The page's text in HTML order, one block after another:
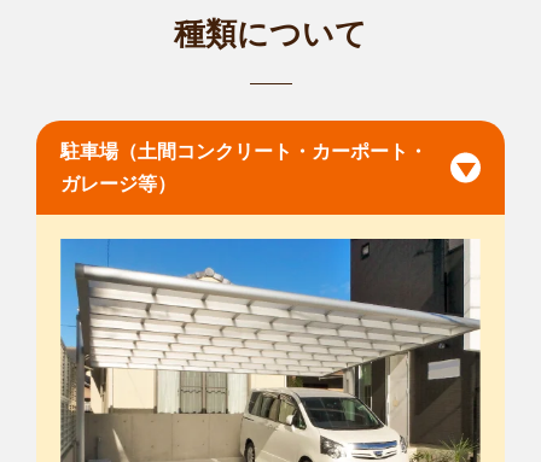
種類について
駐車場（土間コンクリート・カーポート・
ガレージ等）